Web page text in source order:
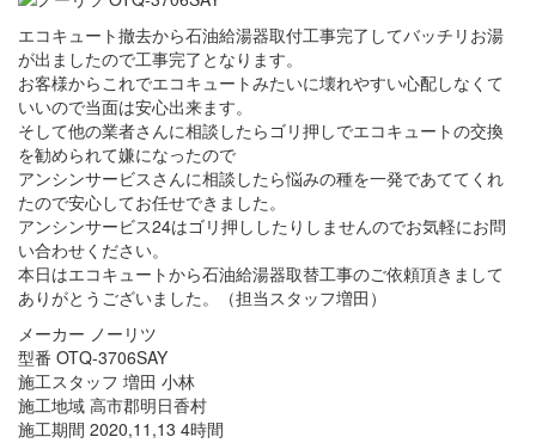
エコキュート撤去から石油給湯器取付工事完了してバッチリお湯
が出ましたので工事完了となります。
お客様からこれでエコキュートみたいに壊れやすい心配しなくて
いいので当面は安心出来ます。
そして他の業者さんに相談したらゴリ押しでエコキュートの交換
を勧められて嫌になったので
アンシンサービスさんに相談したら悩みの種を一発であててくれ
たので安心してお任せできました。
アンシンサービス24はゴリ押ししたりしませんのでお気軽にお問
い合わせください。
本日はエコキュートから石油給湯器取替工事のご依頼頂きまして
ありがとうございました。（担当スタッフ増田）
メーカー ノーリツ
型番 OTQ-3706SAY
施工スタッフ 増田 小林
施工地域 高市郡明日香村
施工期間 2020,11,13 4時間